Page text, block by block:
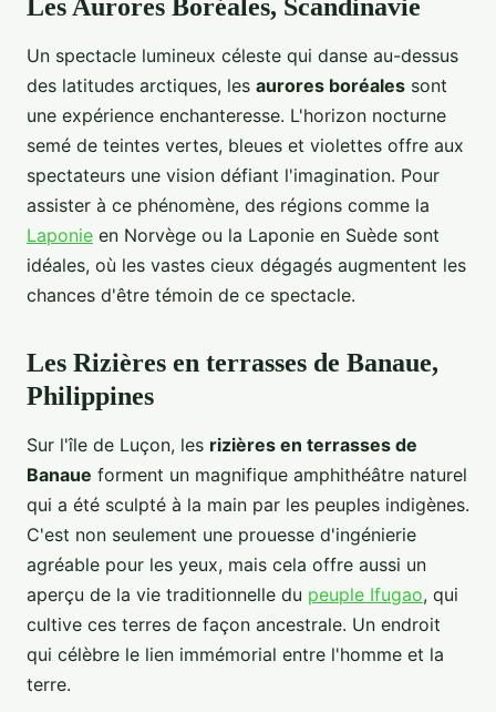
Les Aurores Boréales, Scandinavie
Un spectacle lumineux céleste qui danse au-dessus
des latitudes arctiques, les aurores boréales sont
une expérience enchanteresse. L'horizon nocturne
semé de teintes vertes, bleues et violettes offre aux
spectateurs une vision défiant l'imagination. Pour
assister à ce phénomène, des régions comme la
Laponie en Norvège ou la Laponie en Suède sont
idéales, où les vastes cieux dégagés augmentent les
chances d'être témoin de ce spectacle.
Les Rizières en terrasses de Banaue,
Philippines
Sur l'île de Luçon, les rizières en terrasses de
Banaue forment un magnifique amphithéâtre naturel
qui a été sculpté à la main par les peuples indigènes.
C'est non seulement une prouesse d'ingénierie
agréable pour les yeux, mais cela offre aussi un
aperçu de la vie traditionnelle du peuple Ifugao, qui
cultive ces terres de façon ancestrale. Un endroit
qui célèbre le lien immémorial entre l'homme et la
terre.